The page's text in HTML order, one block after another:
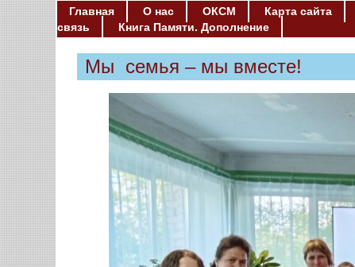
Главная О нас ОКСМ Карта сайта
связь
Книга Памяти. Дополнение
Мы семья – мы вместе!